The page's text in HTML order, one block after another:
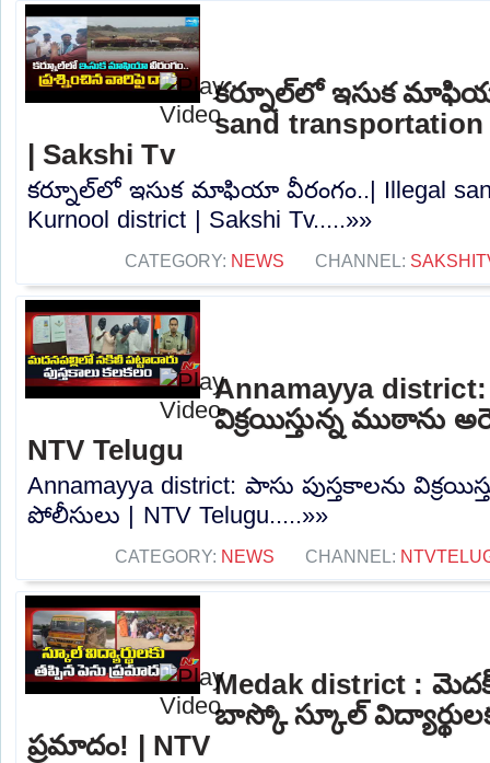
కర్నూల్‌లో ఇసుక మాఫియా
sand
| Sakshi Tv
కర్నూల్‌లో ఇసుక మాఫియా వీరంగం..| Illegal
Kurnool district | Sakshi Tv.....»»
CATEGORY: NEWS CHANNEL:
Annamayya district:
విక్రయిస్తున్న ముఠాను
NTV Telugu
Annamayya district: పాసు పుస్తకాలను
పోలీసులు | NTV Telugu.....»»
CATEGORY: NEWS CHANNEL:
Medak district :
బాస్కో స్కూల్
ప్రమాదం! | NTV